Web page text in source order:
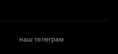
наш телеграм